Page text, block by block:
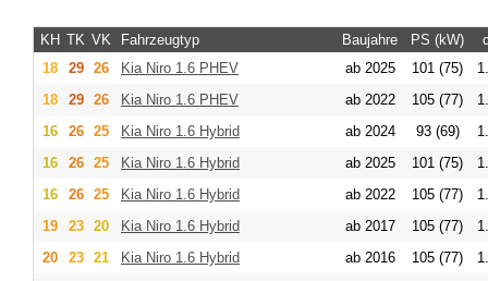
KH TK VK Fahrzeugtyp Baujahre PS (kW)
18
29 26 Kia Niro 1.6 PHEV ab 2025 101 (75)
18
29 26 Kia Niro 1.6 PHEV ab 2022 105 (77)
16
26 25 Kia Niro 1.6 Hybrid ab 2024 93 (69)
16
26 25 Kia Niro 1.6 Hybrid ab 2025 101 (75)
16
26 25 Kia Niro 1.6 Hybrid ab 2022 105 (77)
19
23 20 Kia Niro 1.6 Hybrid ab 2017 105 (77)
20
23 21 Kia Niro 1.6 Hybrid ab 2016 105 (77)